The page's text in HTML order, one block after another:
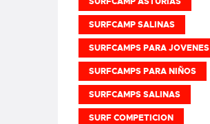
SURFCAMP SALINAS
SURFCAMPS PARA JOVENES
SURFCAMPS PARA NIÑOS
SURFCAMPS SALINAS
SURF COMPETICION